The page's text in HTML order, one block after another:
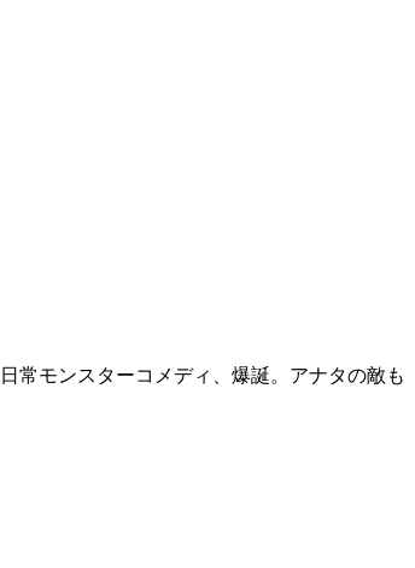
常モンスターコメディ、爆誕。アナタの敵も